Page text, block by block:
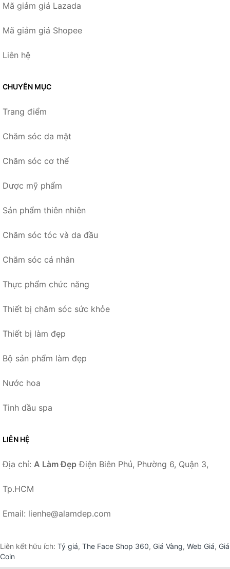
Mã giảm giá Lazada
Mã giảm giá Shopee
Liên hệ
CHUYÊN MỤC
Trang điểm
Chăm sóc da mặt
Chăm sóc cơ thể
Dược mỹ phẩm
Sản phẩm thiên nhiên
Chăm sóc tóc và da đầu
Chăm sóc cá nhân
Thực phẩm chức năng
Thiết bị chăm sóc sức khỏe
Thiết bị làm đẹp
Bộ sản phẩm làm đẹp
Nước hoa
Tinh dầu spa
LIÊN HỆ
Địa chỉ: A Làm Đẹp Điện Biên Phủ, Phường 6, Quận 3,
Tp.HCM
Email: lienhe@alamdep.com
Liên kết hữu ích: Tỷ giá, The Face Shop 360, Giá Vàng, Web Giá, Giá
Coin